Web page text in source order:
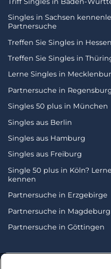
Singles in Sachsen
Partnersuche
Treffen Sie Singles in Hessen
Treffen Sie Singles in
Lerne Singles in
Partnersuche in
Singles 50 plus in München
Singles aus Berlin
Singles aus Hamburg
Singles aus Freiburg
Single 50 plus in Köln?
kennen
Partnersuche in Erzgebirge
Partnersuche in Magdeburg
Partnersuche in Göttingen
© 2026 by Zweisam. Alle